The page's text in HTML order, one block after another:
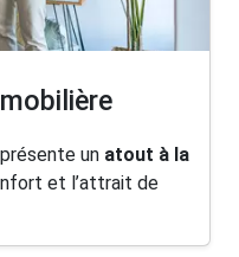
un atout à la
et l’attrait de